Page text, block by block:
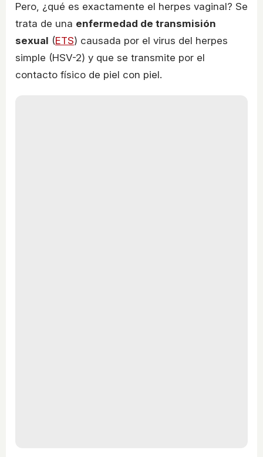
Pero, ¿qué es exactamente el herpes vaginal? Se
trata de una enfermedad de transmisión
sexual (ETS) causada por el virus del herpes
simple (HSV-2) y que se transmite por el
contacto físico de piel con piel.